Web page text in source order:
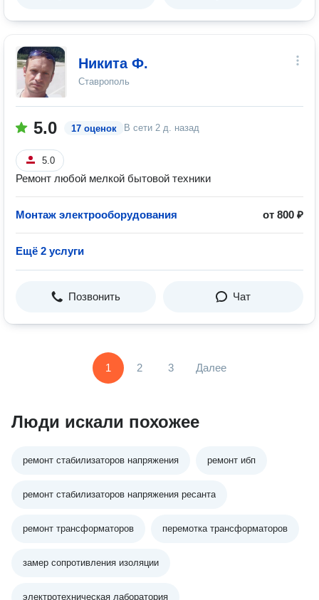
Никита Ф.
Ставрополь
5.0 17 оценок В сети 2 д. назад
5.0
Ремонт любой мелкой бытовой техники
Монтаж электрооборудования от 800 ₽
Ещё 2 услуги
Позвонить Чат
1 2 3 Далее
Люди искали похожее
ремонт стабилизаторов напряжения ремонт ибп
ремонт стабилизаторов напряжения ресанта
ремонт трансформаторов перемотка трансформаторов
замер сопротивления изоляции
электротехническая лаборатория